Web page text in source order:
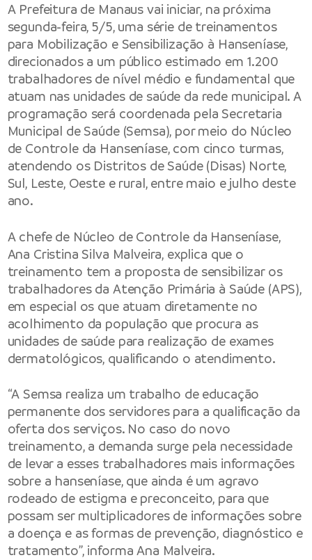
A Prefeitura de Manaus vai iniciar, na próxima
segunda-feira, 5/5, uma série de treinamentos
para Mobilização e Sensibilização à Hanseníase,
direcionados a um público estimado em 1.200
trabalhadores de nível médio e fundamental que
atuam nas unidades de saúde da rede municipal. A
programação será coordenada pela Secretaria
Municipal de Saúde (Semsa), por meio do Núcleo
de Controle da Hanseníase, com cinco turmas,
atendendo os Distritos de Saúde (Disas) Norte,
Sul, Leste, Oeste e rural, entre maio e julho deste
ano.
A chefe de Núcleo de Controle da Hanseníase,
Ana Cristina Silva Malveira, explica que o
treinamento tem a proposta de sensibilizar os
trabalhadores da Atenção Primária à Saúde (APS),
em especial os que atuam diretamente no
acolhimento da população que procura as
unidades de saúde para realização de exames
dermatológicos, qualificando o atendimento.
“A Semsa realiza um trabalho de educação
permanente dos servidores para a qualificação da
oferta dos serviços. No caso do novo
treinamento, a demanda surge pela necessidade
de levar a esses trabalhadores mais informações
sobre a hanseníase, que ainda é um agravo
rodeado de estigma e preconceito, para que
possam ser multiplicadores de informações sobre
a doença e as formas de prevenção, diagnóstico e
tratamento”, informa Ana Malveira.